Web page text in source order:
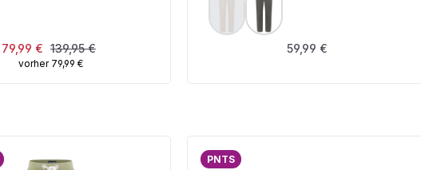
Verkaufspreis:
79,99 € Regulärer Preis:
139,95 €
vorher 79,99 €
(Diese Option ist zurzeit nicht verfügbar.)
Regulärer Preis:
59,99 €
PNTS